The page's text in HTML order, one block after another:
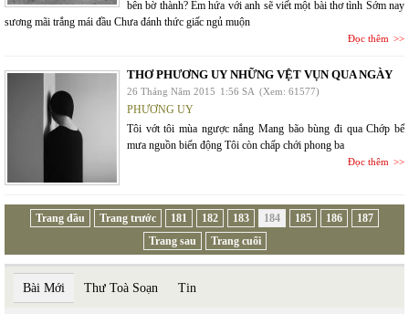
bên bờ thành? Em hứa với anh sẽ viết một bài thơ tình Sớm nay
sương mãi trắng mái đầu Chưa đánh thức giấc ngủ muộn
Đọc thêm
THƠ PHƯƠNG UY NHỮNG VỆT VỤN QUA NGÀY
26 Tháng Năm 2015 1:56 SA (Xem: 61577)
PHƯƠNG UY
Tôi vớt tôi mùa ngược nắng Mang bão bùng đi qua Chớp bể
mưa nguồn biến động Tôi còn chấp chới phong ba
Đọc thêm
Trang đầu Trang trước 181 182 183 184 185 186
187
Trang sau
Trang cuối
Bài Mới Thư Toà Soạn Tin